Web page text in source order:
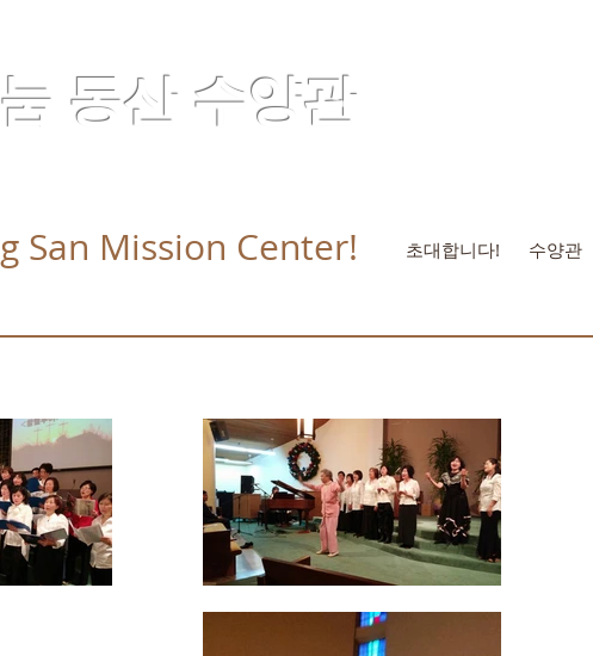
동산 수양관
초대합니다! 수양관
San Mission Center!